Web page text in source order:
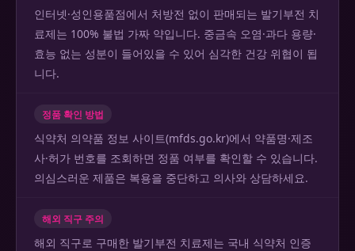
인터넷·성인용품점에서 처방전 없이 판매되는 발기부전 치
료제는 100% 불법 가짜 약입니다. 중금속 오염·과다 용량·
효능 없는 성분이 들어있을 수 있어 심각한 건강 위협이 됩
니다.
정품 확인 방법
식약처 의약품 정보 사이트(mfds.go.kr)에서 약품명·제조
사·허가 번호를 조회하면 정품 여부를 확인할 수 있습니다.
의심스러운 제품은 복용을 중단하고 의사와 상담하세요.
해외 직구 주의
해외 직구로 구매한 발기부전 치료제는 국내 식약처 인증